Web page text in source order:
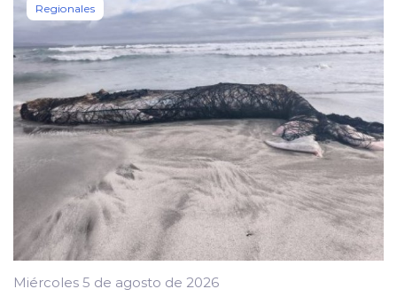
Regionales
Miércoles 5 de agosto de 2026